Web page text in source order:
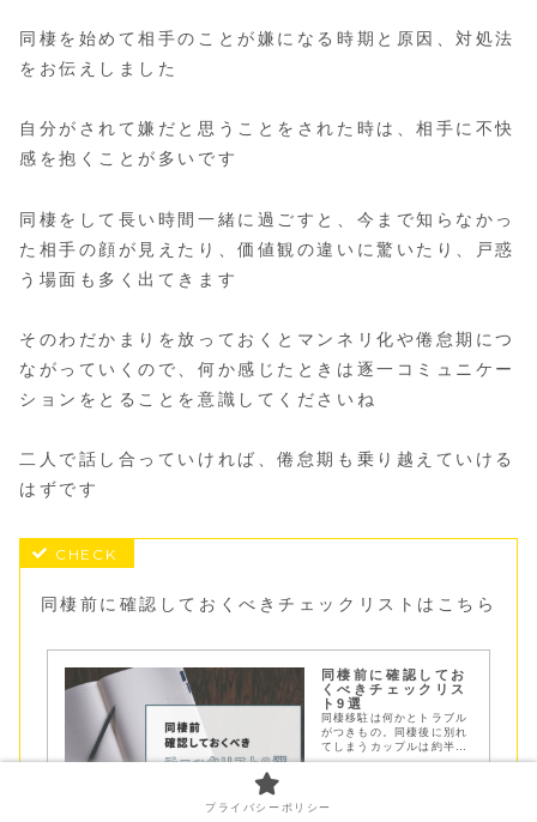
同棲を始めて相手のことが嫌になる時期と原因、対処法
をお伝えしました
自分がされて嫌だと思うことをされた時は、相手に不快
感を抱くことが多いです
同棲をして長い時間一緒に過ごすと、今まで知らなかっ
た相手の顔が見えたり、価値観の違いに驚いたり、戸惑
う場面も多く出てきます
そのわだかまりを放っておくとマンネリ化や倦怠期につ
ながっていくので、何か感じたときは逐一コミュニケー
ションをとることを意識してくださいね
二人で話し合っていければ、倦怠期も乗り越えていける
はずです
同棲前に確認しておくべきチェックリストはこちら
同棲前に確認してお
くべきチェックリス
ト9選
同棲移駐は何かとトラブル
がつきもの。同棲後に別れ
てしまうカップルは約半
数！同棲で別れてしまう原
ックリスト９つをご紹介！
プライバシーポリシー